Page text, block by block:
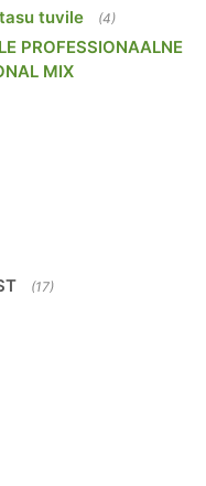
tuvile (4)
PROFESSIONAALNE
MIX
(17)